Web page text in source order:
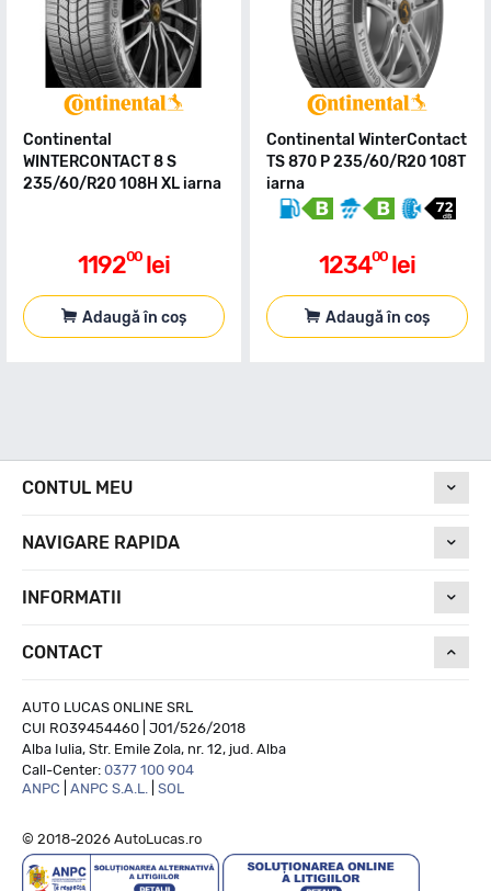
Continental
WINTERCONTACT 8 S
235/60/R20 108H XL iarna
119200 lei
Adaugă în coș
Continental WinterContact
TS 870 P 235/60/R20 108T
iarna
123400 lei
Adaugă în coș
CONTUL MEU
NAVIGARE RAPIDA
INFORMATII
CONTACT
AUTO LUCAS ONLINE SRL
CUI RO39454460 | J01/526/2018
Alba Iulia, Str. Emile Zola, nr. 12, jud. Alba
Call-Center: 0377 100 904
ANPC
ANPC S.A.L. SOL
© 2018-2026 AutoLucas.ro